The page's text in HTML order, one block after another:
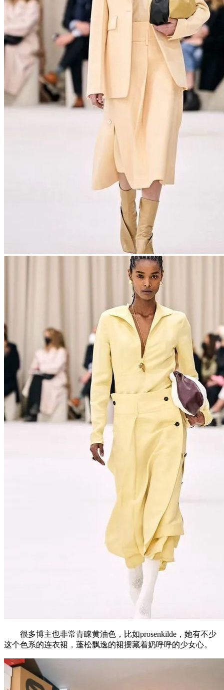
很多博主也非常青睐黄油色，比如prosenkilde，她有不少
这个色系的连衣裙，蓬松飘逸的裙摆藏着奶呼呼的少女心。